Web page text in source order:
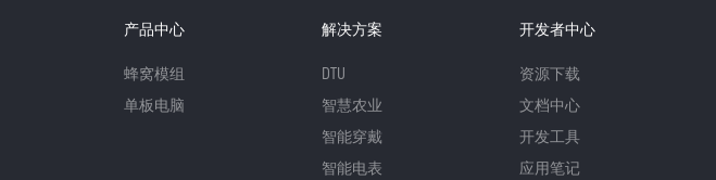
产品中心
蜂窝模组
单板电脑
解决方案
DTU
智慧农业
智能穿戴
智能电表
开发者中心
资源下载
文档中心
开发工具
应用笔记